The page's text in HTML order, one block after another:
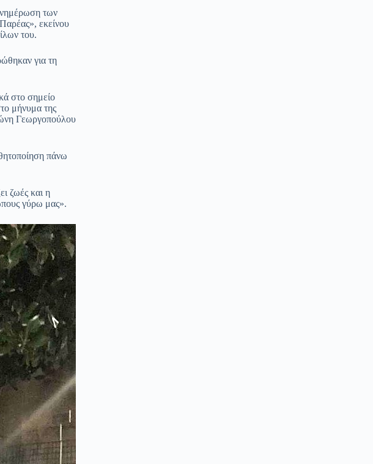
των
εκείνου
του.
για τη
στο σημείο
μήνυμα της
Γεωργοπούλου
πάνω
ζωές και η
γύρω μας».